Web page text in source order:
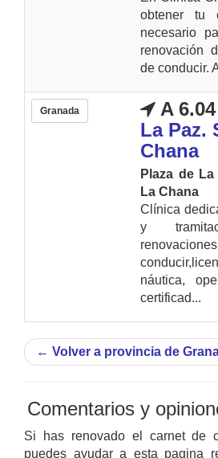
obtener tu
necesario
renovación
de conducir.
Granada A
La Paz.
Chana
Plaza de La
La Chana
Clínica
y
náutica,
certificad...
← Volver a provincia de
Comentarios y
Si has renovado el carnet de
puedes ayudar a esta pagina